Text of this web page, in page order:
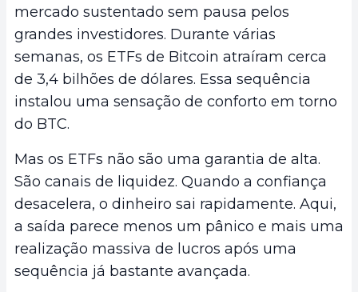
mercado sustentado sem pausa pelos
grandes investidores. Durante várias
semanas, os ETFs de Bitcoin atraíram cerca
de 3,4 bilhões de dólares. Essa sequência
instalou uma sensação de conforto em torno
do BTC.
Mas os ETFs não são uma garantia de alta.
São canais de liquidez. Quando a confiança
desacelera, o dinheiro sai rapidamente. Aqui,
a saída parece menos um pânico e mais uma
realização massiva de lucros após uma
sequência já bastante avançada.